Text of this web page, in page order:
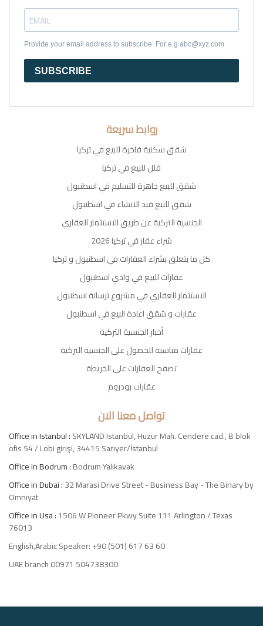
Provide your email address to subscribe. For e.g abc@xyz.com
SUBSCRIBE
روابط سريعة
شقق سكنية فاخرة للبيع في تركيا
فلل للبيع في تركيا
شقق للبيع جاهزة للتسليم في اسطنبول
شقق للبيع قيد الانشاء في اسطنبول
الجنسية التركية عن طريق الاستثمار العقاري
شراء عقار في تركيا 2026
كل ما يتعلق بشراء العقارات في اسطنبول و تركيا
عقارات للبيع في وادي اسطنبول
الاستثمار العقاري في مشروع ترسانة اسطنبول
عقارات و شقق اعادة البيع في اسطنبول
أخبار الجنسية التركية
عقارات مناسبة للحصول على الجنسية التركية
تصفح العقارات على الخريطة
عقارات بودروم
تواصل معنا الان
Office in Istanbul :SKYLAND Istanbul, Huzur Mah. Cendere cad., B blok
ofis 54 / Lobi girişi, 34415 Sarıyer/İstanbul
Office in Bodrum :Bodrum Yalıkavak
Office in Dubai :32 Marasi Drive Street - Business Bay - The Binary by
Omniyat
Office in Usa :1506 W Pioneer Pkwy Suite 111 Arlington / Texas
76013
English,Arabic Speaker: +90 (501) 617 63 60
UAE branch 00971 504738300